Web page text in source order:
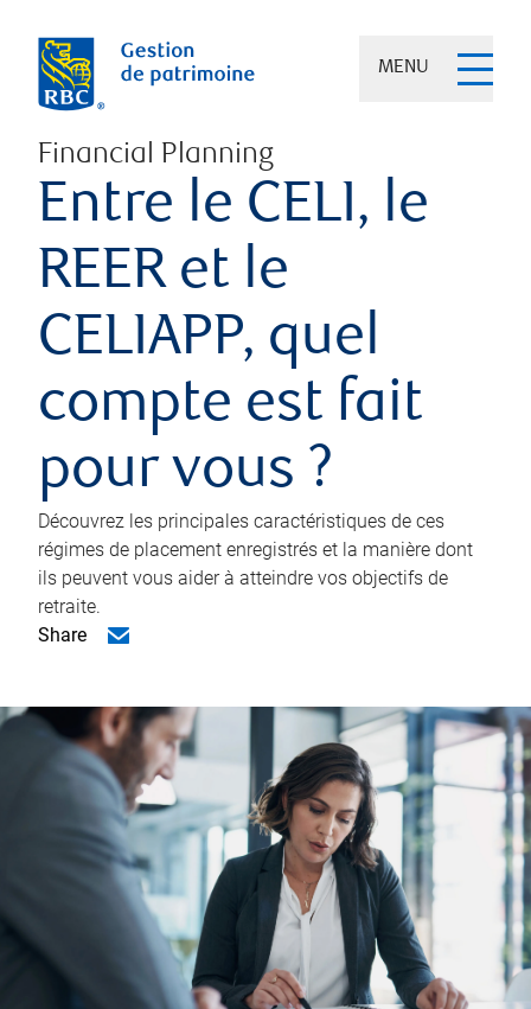
MENU
Financial Planning
Entre le CELI, le
REER et le
CELIAPP, quel
compte est fait
pour vous ?
Découvrez les principales caractéristiques de ces
régimes de placement enregistrés et la manière dont
ils peuvent vous aider à atteindre vos objectifs de
retraite.
Share